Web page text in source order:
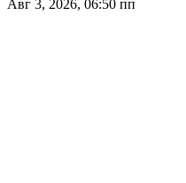
Авг 3, 2026, 06:50 пп